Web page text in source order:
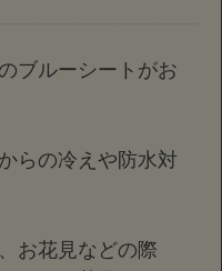
ブルーシートがお
らの冷えや防水対
お花見などの際